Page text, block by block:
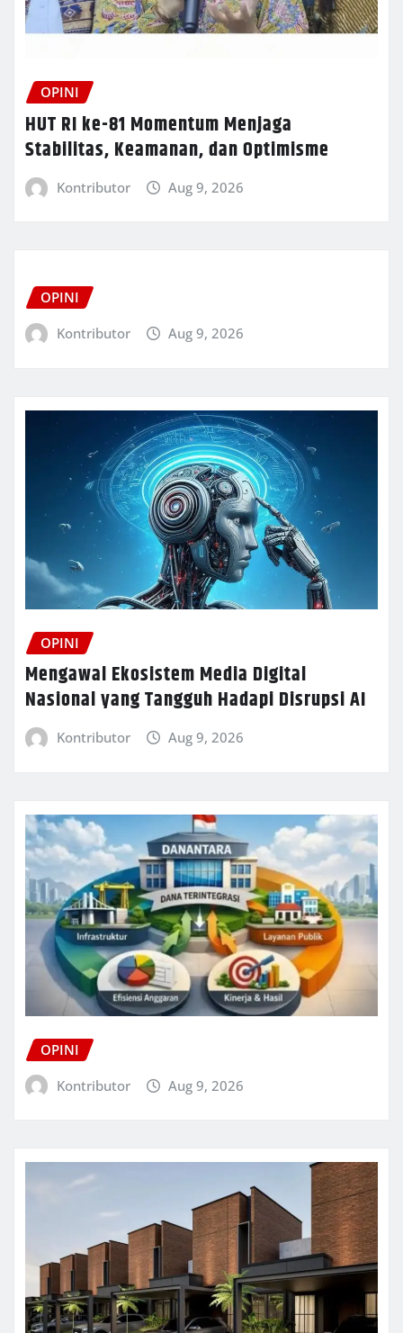
OPINI
HUT RI ke-81 Momentum Menjaga
Stabilitas, Keamanan, dan Optimisme
Kontributor Aug 9, 2026
OPINI
Kontributor
Aug 9, 2026
OPINI
Mengawal Ekosistem Media Digital
Nasional yang Tangguh Hadapi Disrupsi AI
Kontributor Aug 9, 2026
OPINI
Kontributor
Aug 9, 2026